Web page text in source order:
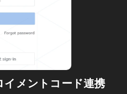
イメントコード連携